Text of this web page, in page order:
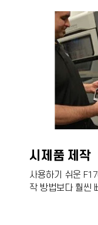
시제품 제작
사용하기 쉬운
작 방법보다 훨씬